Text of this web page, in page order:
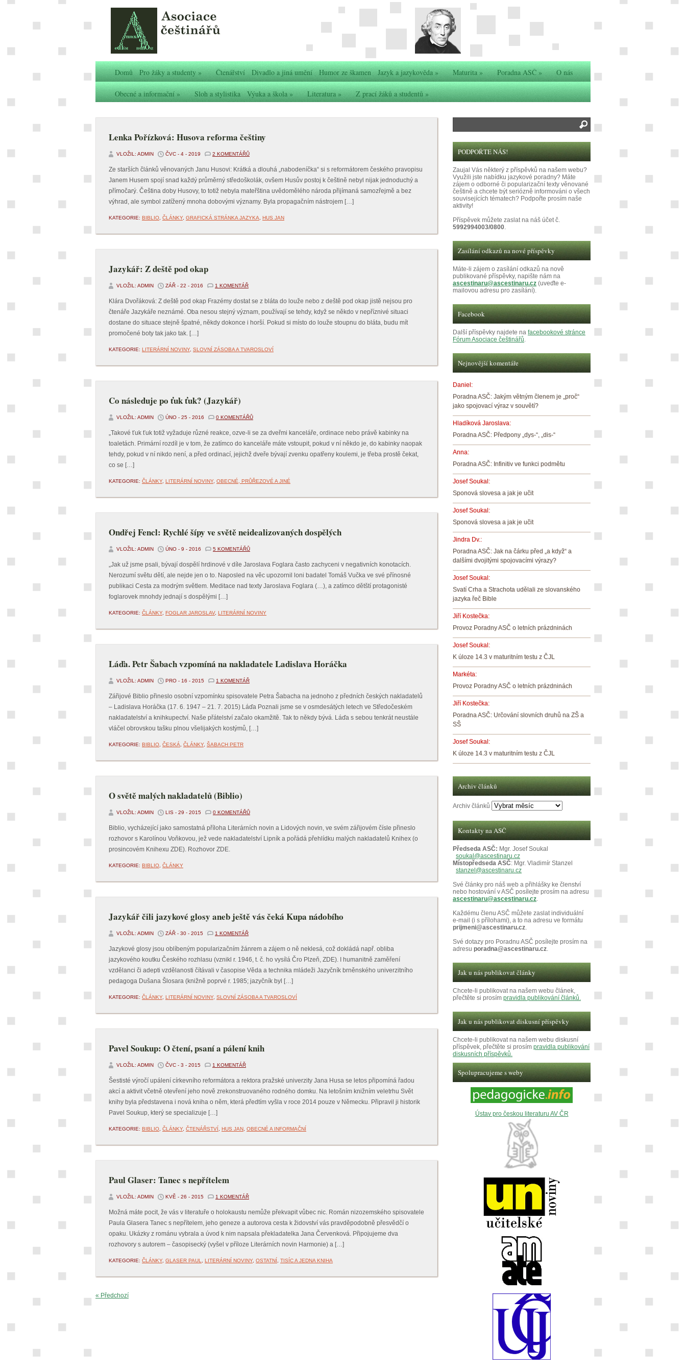
Domů Pro žáky a studenty» Čtenářství Divadlo a jiná umění Humor ze škamen Jazyk a jazykověda» Maturita» Poradna ASČ» O nás
Obecné a informační» Sloh a stylistika Výuka a škola» Literatura» Z prací žáků a studentů»
Lenka Pořízková: Husova reforma češtiny
VLOŽIL: ADMIN ČVC - 4 - 2019 2 KOMENTÁŘŮ
Ze starších článků věnovaných Janu Husovi: Krátká a dlouhá „nabodeníčka“ si s reformátorem českého pravopisu
Janem Husem spojí snad každý průměrný středoškolák, ovšem Husův postoj k češtině nebyl nijak jednoduchý a
přímočarý. Čeština doby Husovy, to totiž nebyla mateřština uvědomělého národa přijímaná samozřejmě a bez
výhrad, ale symbol zatížený mnoha dobovými významy. Byla propagačním nástrojem […]
KATEGORIE: BIBLIO ČLÁNKY, GRAFICKÁ STRÁNKA JAZYKA HUS JAN
Jazykář: Z deště pod okap
VLOŽIL: ADMIN ZÁŘ - 22 - 2016 1 KOMENTÁŘ
Klára Dvořáková: Z deště pod okap Frazémy dostat se z bláta do louže nebo z deště pod okap jistě nejsou pro
čtenáře Jazykáře neznámé. Oba nesou stejný význam, používají se tehdy, když se někdo v nepříznivé situaci
dostane do situace stejně špatné, někdy dokonce i horší. Pokud si místo do louže stoupnu do bláta, budu mít
promočené boty tak jako tak. […]
KATEGORIE: LITERÁRNÍ NOVINY, SLOVNÍ ZÁSOBA A TVAROSLOVÍ
Co následuje po ťuk ťuk? (Jazykář)
VLOŽIL: ADMIN ÚNO - 25 - 2016 0 KOMENTÁŘŮ
„Takové ťuk ťuk totiž vyžaduje různé reakce, ozve-li se za dveřmi kanceláře, ordinace nebo právě kabinky na
toaletách. Primární rozdíl je v tom, že zatímco do kanceláře máte vstoupit, pokud v ní někdo je, do kabinky naopak
tehdy, pokud v ní nikdo není, a před ordinací, jejichž dveře bývají zvenku opatřeny koulemi, je třeba prostě čekat,
co se […]
KATEGORIE: ČLÁNKY, LITERÁRNÍ NOVINY, OBECNÉ, PRŮŘEZOVÉ A JINÉ
Ondřej Fencl: Rychlé šípy ve světě neidealizovaných dospělých
VLOŽIL: ADMIN ÚNO - 9 - 2016 5 KOMENTÁŘŮ
„Jak už jsme psali, bývají dospělí hrdinové v díle Jaroslava Foglara často zachyceni v negativních konotacích.
Nerozumí světu dětí, ale nejde jen o to. Naposled na věc upozornil loni badatel Tomáš Vučka ve své přínosné
publikaci Cesta za modrým světlem. Meditace nad texty Jaroslava Foglara (…), a zatímco dětští protagonisté
foglarovek mnohdy jednají s dospělými […]
KATEGORIE: ČLÁNKY, FOGLAR JAROSLAV, LITERÁRNÍ NOVINY
Láďa. Petr Šabach vzpomíná na nakladatele Ladislava Horáčka
VLOŽIL: ADMIN PRO - 16 - 2015 1 KOMENTÁŘ
Zářijové Biblio přineslo osobní vzpomínku spisovatele Petra Šabacha na jednoho z předních českých nakladatelů
– Ladislava Horáčka (17. 6. 1947 – 21. 7. 2015) Láďa Poznali jsme se v osmdesátých letech ve Středočeském
nakladatelství a knihkupectví. Naše přátelství začalo okamžitě. Tak to někdy bývá. Láďa s sebou tenkrát neustále
vláčel obrovskou tašku plnou všelijakých kostýmů, […]
KATEGORIE: BIBLIO ČESKÁ ČLÁNKY, ŠABACH PETR
O světě malých nakladatelů (Biblio)
VLOŽIL: ADMIN LIS - 29 - 2015 0 KOMENTÁŘŮ
Biblio, vycházející jako samostatná příloha Literárních novin a Lidových novin, ve svém zářijovém čísle přineslo
rozhovor s Karolínou Voňkovou, jež vede nakladatelství Lipník a pořádá přehlídku malých nakladatelů Knihex (o
prosincovém Knihexu ZDE). Rozhovor ZDE.
KATEGORIE: BIBLIO ČLÁNKY
Jazykář čili jazykové glosy aneb ještě vás čeká Kupa nádobího
VLOŽIL: ADMIN ZÁŘ - 30 - 2015 1 KOMENTÁŘ
Jazykové glosy jsou oblíbeným popularizačním žánrem a zájem o ně neklesá, což dokládá např. obliba
jazykového koutku Českého rozhlasu (vznikl r. 1946, t. č. ho vysílá Čro Plzeň, ZDE). I humanitně zaměření
vzdělanci či adepti vzdělanosti čítávali v časopise Věda a technika mládeži Jazyčník brněnského univerzitního
pedagoga Dušana Šlosara (knižně poprvé r. 1985; jazyčník byl […]
KATEGORIE: ČLÁNKY, LITERÁRNÍ NOVINY, SLOVNÍ ZÁSOBA A TVAROSLOVÍ
Pavel Soukup: O čtení, psaní a pálení knih
VLOŽIL: ADMIN ČVC - 3 - 2015 1 KOMENTÁŘ
Šestisté výročí upálení církevního reformátora a rektora pražské univerzity Jana Husa se letos připomíná řadou
akcí a aktivit včetně otevření jeho nově zrekonstruovaného rodného domku. Na letošním knižním veletrhu Svět
knihy byla představena i nová kniha o něm, která předtím vyšla v roce 2014 pouze v Německu. Připravil ji historik
Pavel Soukup, který se specializuje […]
KATEGORIE: BIBLIO ČLÁNKY, ČTENÁŘSTVÍ HUS JAN OBECNÉ A INFORMAČNÍ
Paul Glaser: Tanec s nepřítelem
VLOŽIL: ADMIN KVĚ - 26 - 2015 1 KOMENTÁŘ
Možná máte pocit, že vás v literatuře o holokaustu nemůže překvapit vůbec nic. Román nizozemského spisovatele
Paula Glasera Tanec s nepřítelem, jeho geneze a autorova cesta k židovství vás pravděpodobně přesvědčí o
opaku. Ukázky z románu vybrala a úvod k nim napsala překladatelka Jana Červenková. Připojujeme dva
rozhovory s autorem – časopisecký (vyšel v příloze Literárních novin Harmonie) a […]
KATEGORIE: ČLÁNKY, GLASER PAUL LITERÁRNÍ NOVINY, OSTATNÍ TISÍC A JEDNA KNIHA
« Předchozí
PODPOŘTE NÁS!
Zaujal Vás některý z příspěvků na našem webu?
Využili jste nabídku jazykové poradny? Máte
zájem o odborné či popularizační texty věnované
češtině a chcete být seriózně informováni o všech
souvisejících tématech? Podpořte prosím naše
aktivity!
Příspěvek můžete zaslat na náš účet č.
5992994003/0800.
Zasílání odkazů na nové příspěvky
Máte-li zájem o zasílání odkazů na nově
publikované příspěvky, napište nám na
ascestinaru@ascestinaru.cz (uveďte e-
mailovou adresu pro zasílání).
Facebook
Další příspěvky najdete na facebookové stránce
Fórum Asociace češtinářů.
Nejnovější komentáře
Daniel:
Poradna ASČ: Jakým větným členem je „proč“
jako spojovací výraz v souvětí?
Hladíková Jaroslava:
Poradna ASČ: Předpony „dys-“, „dis-“
Anna:
Poradna ASČ: Infinitiv ve funkci podmětu
Josef Soukal:
Sponová slovesa a jak je učit
Josef Soukal:
Sponová slovesa a jak je učit
Jindra Dv.:
Poradna ASČ: Jak na čárku před „a když“ a
dalšími dvojitými spojovacími výrazy?
Josef Soukal:
Svatí Crha a Strachota udělali ze slovanského
jazyka řeč Bible
Jiří Kostečka:
Provoz Poradny ASČ o letních prázdninách
Josef Soukal:
K úloze 14.3 v maturitním testu z ČJL
Markéta:
Provoz Poradny ASČ o letních prázdninách
Jiří Kostečka:
Poradna ASČ: Určování slovních druhů na ZŠ a
SŠ
Josef Soukal:
K úloze 14.3 v maturitním testu z ČJL
Archiv článků
Archiv článků
Kontakty na ASČ
Předseda ASČ: Mgr. Josef Soukal
soukal@ascestinaru.cz
Místopředseda ASČ: Mgr. Vladimír Stanzel
stanzel@ascestinaru.cz
Své články pro náš web a přihlášky ke členství
nebo hostování v ASČ posílejte prosím na adresu
ascestinaru@ascestinaru.cz.
Každému členu ASČ můžete zaslat individuální
e-mail (i s přílohami), a to na adresu ve formátu
prijmeni@ascestinaru.cz.
Své dotazy pro Poradnu ASČ posílejte prosím na
adresu poradna@ascestinaru.cz.
Jak u nás publikovat články
Chcete-li publikovat na našem webu článek,
přečtěte si prosím pravidla publikování článků.
Jak u nás publikovat diskusní příspěvky
Chcete-li publikovat na našem webu diskusní
příspěvek, přečtěte si prosím pravidla publikování
diskusních příspěvků.
Spolupracujeme s weby
Ústav pro českou literaturu AV ČR